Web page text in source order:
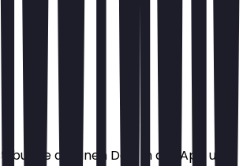
buche dir einen Deal in der App und